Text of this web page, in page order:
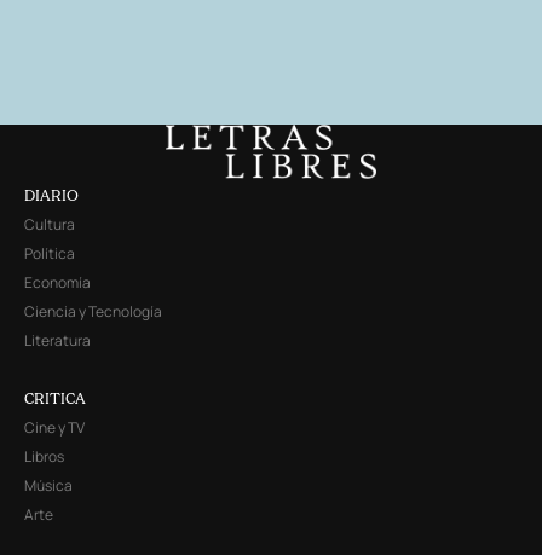
DIARIO
Cultura
Política
Economía
Ciencia y Tecnología
Literatura
CRITICA
Cine y TV
Libros
Música
Arte